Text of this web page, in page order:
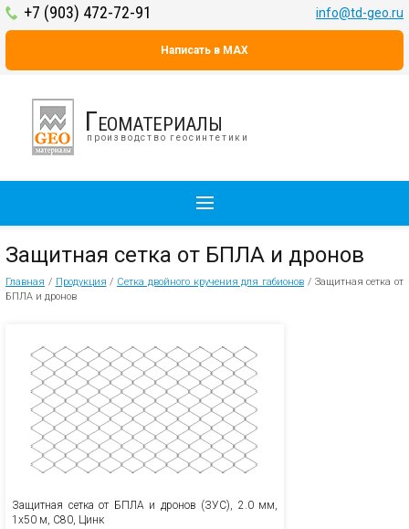
+7 (903) 472-72-91 info@td-geo.ru
Написать в MAX
Геоматериалы
производство геосинтетики
Защитная сетка от БПЛА и дронов
Главная / Продукция / Сетка двойного кручения для габионов / Защитная сетка от
БПЛА и дронов
Защитная сетка от БПЛА и дронов (ЗУС), 2.0 мм,
1х50 м, C80, Цинк